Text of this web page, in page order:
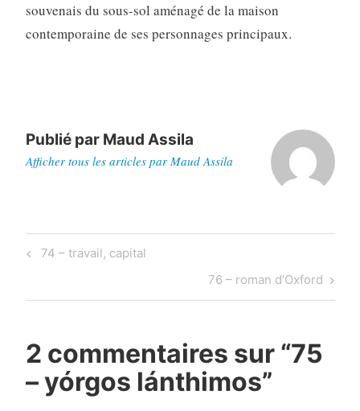
souvenais du sous-sol aménagé de la maison
contemporaine de ses personnages principaux.
Publié par Maud Assila
Afficher tous les articles par Maud Assila
Navigation
Previous
74 – travail, capital
Next
Post
76 – roman d’Oxford
2 commentaires sur “75
– yórgos lánthimos”